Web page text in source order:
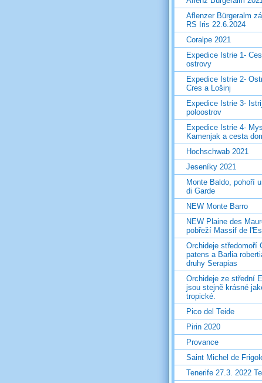
Aflenzer Bürgeralm
RS Iris 22.6.2024
Coralpe 2021
Expedice Istrie 1-
ostrovy
Expedice Istrie 2-
Cres a Lošinj
Expedice Istrie 3-
poloostrov
Expedice Istrie 4- Mys
Kamenjak a cesta
Hochschwab 2021
Jeseníky 2021
Monte Baldo, pohoří
di Garde
NEW Monte Barro
NEW Plaine des
pobřeží Massif de
Orchideje středomoří
patens a Barlia
druhy Serapias
Orchideje ze střední
jsou stejně krásné
tropické.
Pico del Teide
Pirin 2020
Provance
Saint Michel de
Tenerife 27.3. 2022